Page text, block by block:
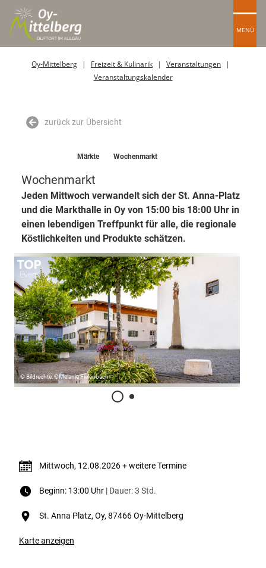
MENÜ
Oy-Mittelberg Freizeit & Kulinarik
Veranstaltungen
Veranstaltungskalender
zurück zur Übersicht
Märkte Wochenmarkt
Wochenmarkt
Jeden Mittwoch verwandelt sich der St. Anna-Platz
und die Markthalle in Oy von 15:00 bis 18:00 Uhr in
einen lebendigen Treffpunkt für alle, die regionale
Köstlichkeiten und Produkte schätzen.
© Bildrechte: ©Melanie Fielenbach
Mittwoch, 12.08.2026 + weitere Termine
Beginn: 13:00 Uhr | Dauer: 3 Std.
St. Anna Platz, Oy, 87466 Oy-Mittelberg
Karte anzeigen